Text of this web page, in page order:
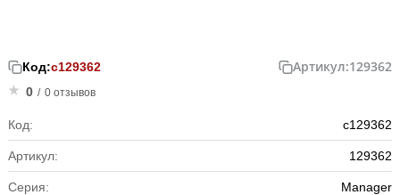
Код:с129362 Артикул:129362
0 / 0 отзывов
Код: с129362
Артикул: 129362
Серия: Manager